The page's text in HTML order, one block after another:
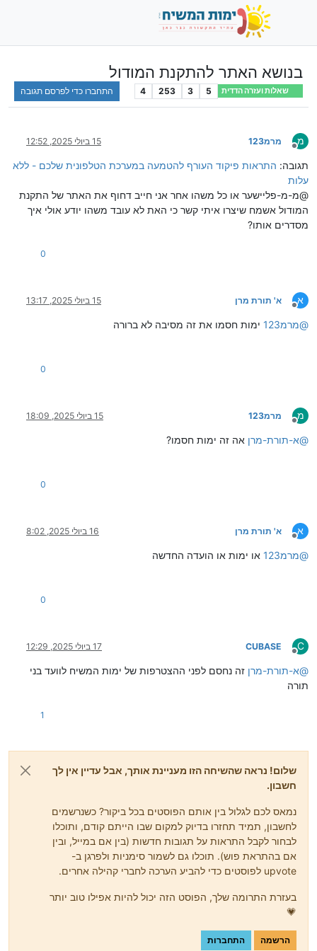
בנושא האתר להתקנת המודול
שאלות ועזרה הדדית 5
3
253
4 התחברו כדי לפרסם תגובה
מ
מנותק
מרמ123 15 ביולי 2025, 12:52
תגובה: התראות פיקוד העורף להטמעה במערכת הטלפונית שלכם - ללא
עלות
@מ-מ-פליישער או כל משהו אחר אני חייב דחוף את האתר של התקנת
המודול אשמח שיצרו איתי קשר כי האת לא עובד משהו יודע אולי איך
מסדרים אותו?
0
א
מנותק
א' תורת מרן 15 ביולי 2025, 13:17
@מרמ123 ימות חסמו את זה מסיבה לא ברורה
0
מ
מנותק
מרמ123 15 ביולי 2025, 18:09
@א-תורת-מרן אה זה ימות חסמו?
0
א
מנותק
א' תורת מרן 16 ביולי 2025, 8:02
@מרמ123 או ימות או הועדה החדשה
0
C
מנותק
CUBASE 17 ביולי 2025, 12:29
@א-תורת-מרן זה נחסם לפני ההצטרפות של ימות המשיח לוועד בני
תורה
1
שלום! נראה שהשיחה הזו מעניינת אותך, אבל עדיין אין לך
חשבון.
נמאס לכם לגלול בין אותם הפוסטים בכל ביקור? כשנרשמים
לחשבון, תמיד תחזרו בדיוק למקום שבו הייתם קודם, ותוכלו
לבחור לקבל התראות על תגובות חדשות (בין אם במייל, ובין
אם בהתראת פוש). תוכלו גם לשמור סימניות ולפרגן ב-
upvote לפוסטים כדי להביע הערכה לחברי קהילה אחרים.
בעזרת התרומה שלך, הפוסט הזה יכול להיות אפילו טוב יותר
💗
הרשמה התחברות